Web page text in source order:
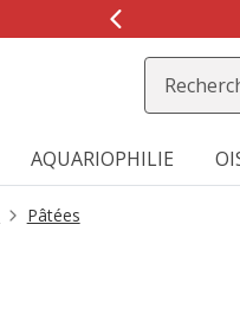
de
message,
AQUARIOPHILIE
Pâtées